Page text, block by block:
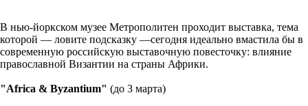
В нью-йоркском музее Метрополитен проходит выставка, тема
которой — ловите подсказку —сегодня идеально вмастила бы в
современную российскую выставочную повесточку: влияние
православной Византии на страны Африки.
"Africa & Byzantium" (до 3 марта)